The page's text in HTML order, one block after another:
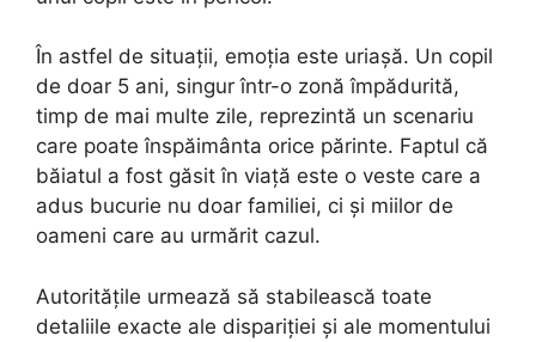
În astfel de situații, emoția este uriașă. Un copil
de doar 5 ani, singur într-o zonă împădurită,
timp de mai multe zile, reprezintă un scenariu
care poate înspăimânta orice părinte. Faptul că
băiatul a fost găsit în viață este o veste care a
adus bucurie nu doar familiei, ci și miilor de
oameni care au urmărit cazul.
Autoritățile urmează să stabilească toate
detaliile exacte ale dispariției și ale momentului